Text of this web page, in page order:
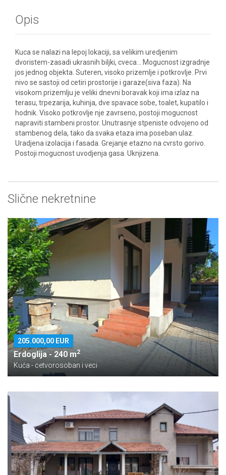
Opis
Kuca se nalazi na lepoj lokaciji, sa velikim uredjenim
dvoristem-zasadi ukrasnih biljki, cveca... Mogucnost izgradnje
jos jednog objekta. Suteren, visoko prizemlje i potkrovlje. Prvi
nivo se sastoji od cetiri prostorije i garaze(siva faza). Na
visokom prizemlju je veliki dnevni boravak koji ima izlaz na
terasu, trpezarija, kuhinja, dve spavace sobe, toalet, kupatilo i
hodnik. Visoko potkrovlje nje zavrseno, postoji mogucnost
napraviti stambeni prostor. Unutrasnje stpeniste odvojeno od
stambenog dela, tako da svaka etaza ima poseban ulaz.
Uradjena izolacija i fasada. Grejanje etazno na cvrsto gorivo.
Postoji mogucnost uvodjenja gasa. Uknjizena.
Slične nekretnine
205.000,00 EUR
Erdoglija - 240 m2
Kuća - cetvorosoban i veci